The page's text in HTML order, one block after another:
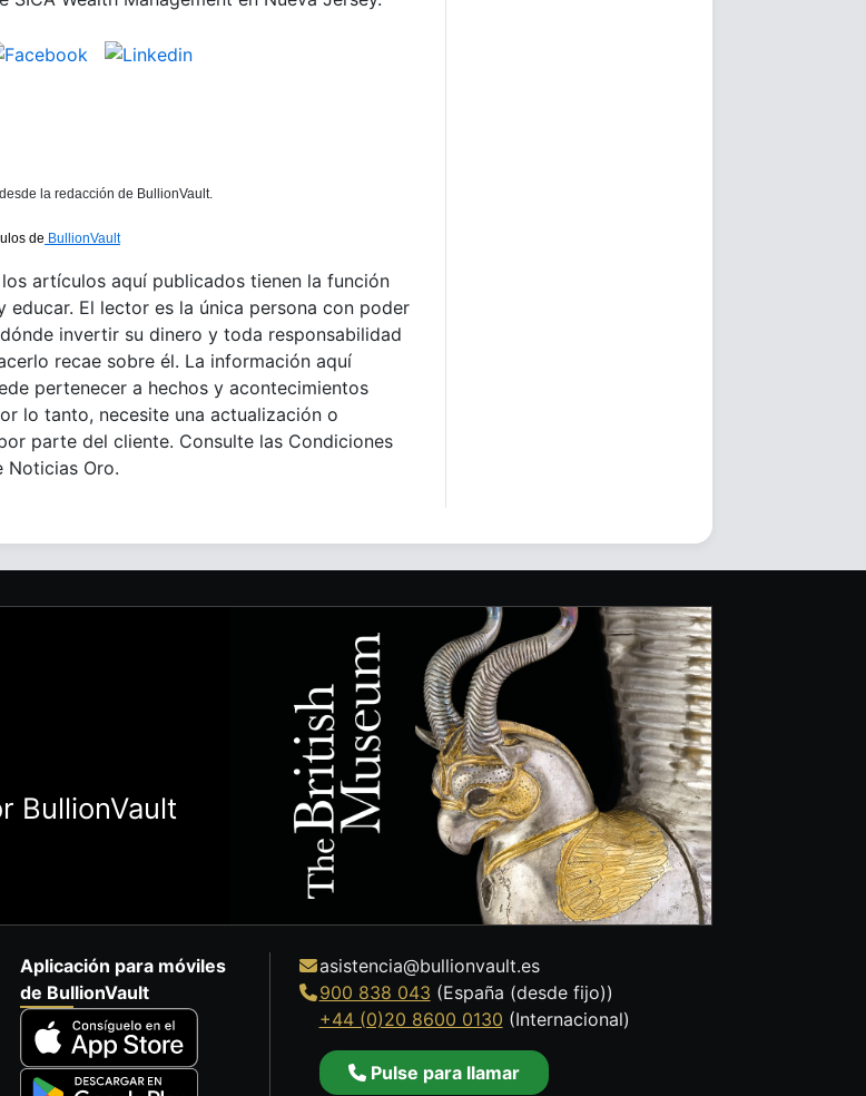
la redacción de BullionVault.
de BullionVault
artículos aquí publicados tienen la función
educar. El lector es la única persona con poder
invertir su dinero y toda responsabilidad
recae sobre él. La información aquí
pertenecer a hechos y acontecimientos
lo tanto, necesite una actualización o
parte del cliente. Consulte las Condiciones
Noticias Oro.
BullionVault
Aplicación para móviles
de BullionVault
asistencia@bullionvault.es
900 838 043 (España (desde fijo))
+44 (0)20 8600 0130 (Internacional)
Pulse para llamar